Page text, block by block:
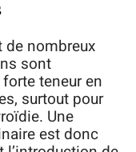
de nombreux
sont
teneur en
surtout pour
Une
est donc